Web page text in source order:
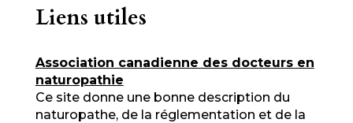
Liens utiles
Association canadienne des docteurs en
naturopathie
Ce site donne une bonne description du
naturopathe, de la réglementation et de la